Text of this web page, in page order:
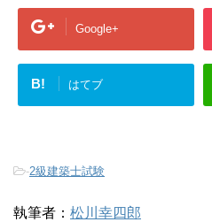
Google+
B! はてブ
-2級建築士試験
執筆者： 松川幸四郎